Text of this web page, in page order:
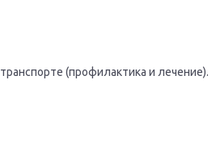
(профилактика и лечение).